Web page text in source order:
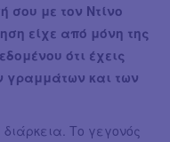
σου με τον Ντίνο
είχε από μόνη της
ότι έχεις
γραμμάτων και των
Το γεγονός